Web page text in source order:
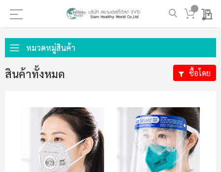
My
ไป
ที่
เนื้อหา
หมวดหมู่สินค้า
สินค้าทั้งหมด ซื้อโดย